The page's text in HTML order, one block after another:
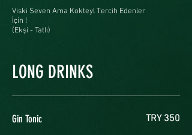
Viski Seven Ama Kokteyl Tercih Edenler
İçin !
(Ekşi - Tatlı)
LONG DRINKS
Gin Tonic TRY 350